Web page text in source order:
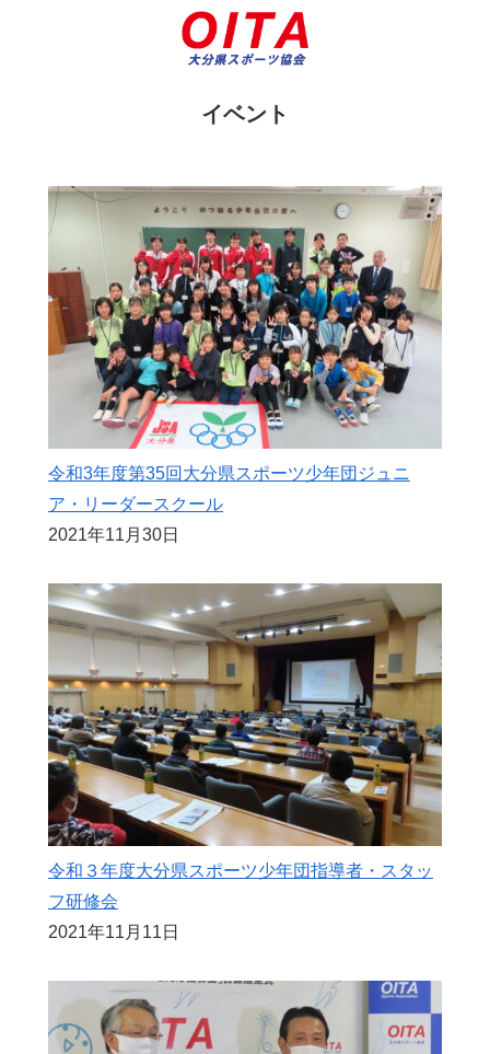
イベント
令和3年度第35回大分県スポーツ少年団ジュニ
ア・リーダースクール
2021年11月30日
令和３年度大分県スポーツ少年団指導者・スタッ
フ研修会
2021年11月11日